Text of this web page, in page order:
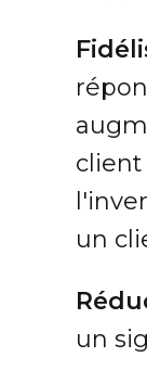
client
un
un